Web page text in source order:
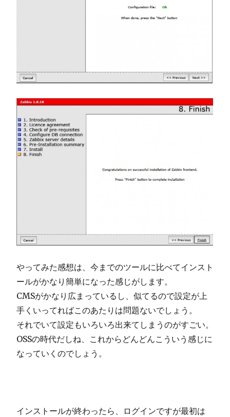
やってみた感想は、今までのツールに比べてインスト
ールがかなり簡単になった感じがします。
CMSがかなり広まっているし、似てるので設定が上
手くいってればこのあたりは問題ないでしょう。
それでいて設定もいろいろ出来てしまうのがすごい。
OSSの時代だしね、これからどんどんこういう感じに
なっていくのでしょう。
インストールが終わったら、ログインですが最初は